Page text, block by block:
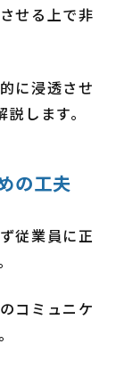
せる上で非
に浸透させ
します。
の工夫
従業員に正
コミュニケ